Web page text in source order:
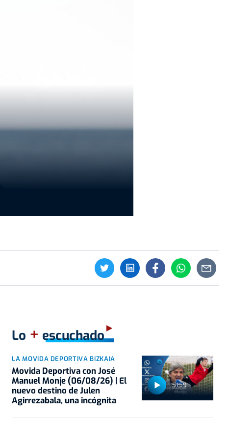
Lo + escuchado
51:59
LA MOVIDA DEPORTIVA BIZKAIA
Movida Deportiva con José
Manuel Monje (06/08/26) | El
nuevo destino de Julen
Agirrezabala, una incógnita